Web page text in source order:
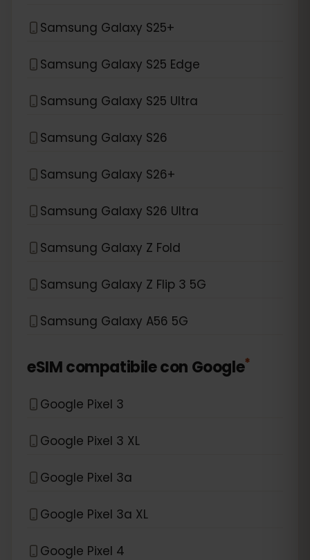
Samsung Galaxy S25+
Samsung Galaxy S25 Edge
Samsung Galaxy S25 Ultra
Samsung Galaxy S26
Samsung Galaxy S26+
Samsung Galaxy S26 Ultra
Samsung Galaxy Z Fold
Samsung Galaxy Z Flip 3 5G
Samsung Galaxy A56 5G
eSIM compatibile con Google*
Google Pixel 3
Google Pixel 3 XL
Google Pixel 3a
Google Pixel 3a XL
Google Pixel 4